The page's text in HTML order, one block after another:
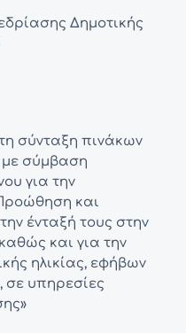
Δημοτικής
σύνταξη πινάκων
σύμβαση
για την
και
ένταξή τους στην
και για την
ηλικίας, εφήβων
σε υπηρεσίες